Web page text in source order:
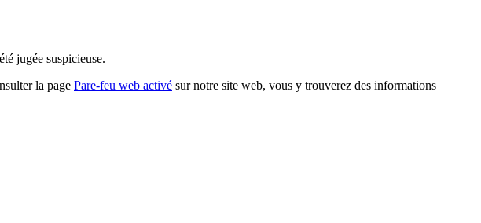
jugée suspicieuse.
la page Pare-feu web activé sur notre site web, vous y trouverez des informations